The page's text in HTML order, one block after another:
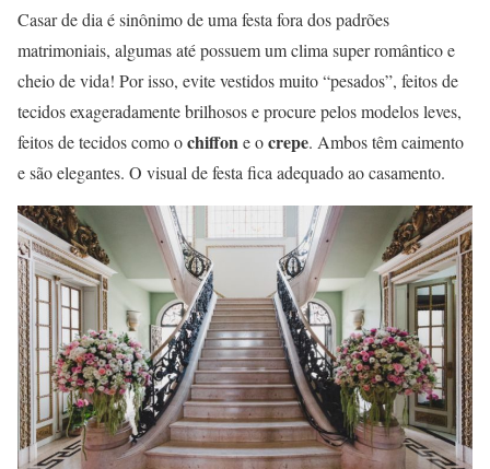
Casar de dia é sinônimo de uma festa fora dos padrões
matrimoniais, algumas até possuem um clima super romântico e
cheio de vida! Por isso, evite vestidos muito “pesados”, feitos de
tecidos exageradamente brilhosos e procure pelos modelos leves,
feitos de tecidos como ochiffone ocrepe. Ambos têm caimento
e são elegantes. O visual de festa fica adequado ao casamento.